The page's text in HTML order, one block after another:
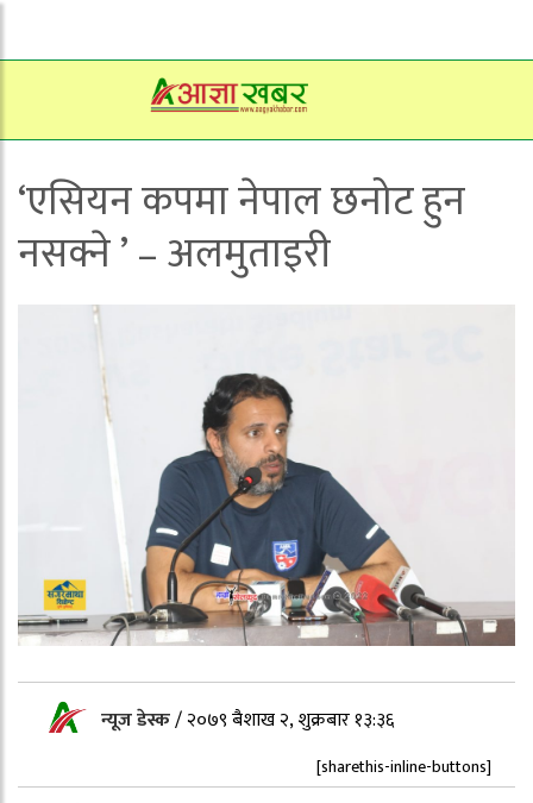
‘एसियन कपमा नेपाल छनोट हुन
नसक्ने ’ – अलमुताइरी
न्यूज डेस्क/२०७९ बैशाख २, शुक्रबार १३:३६
[sharethis-inline-buttons]